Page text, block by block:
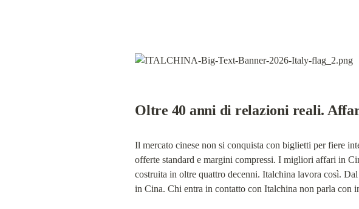
Oltre 40 anni di relazioni reali.
Il mercato cinese non si conquista con biglietti per fiere
offerte standard e margini compressi. I migliori affari in
costruita in oltre quattro decenni. Italchina lavora così.
in Cina. Chi entra in contatto con Italchina non parla con